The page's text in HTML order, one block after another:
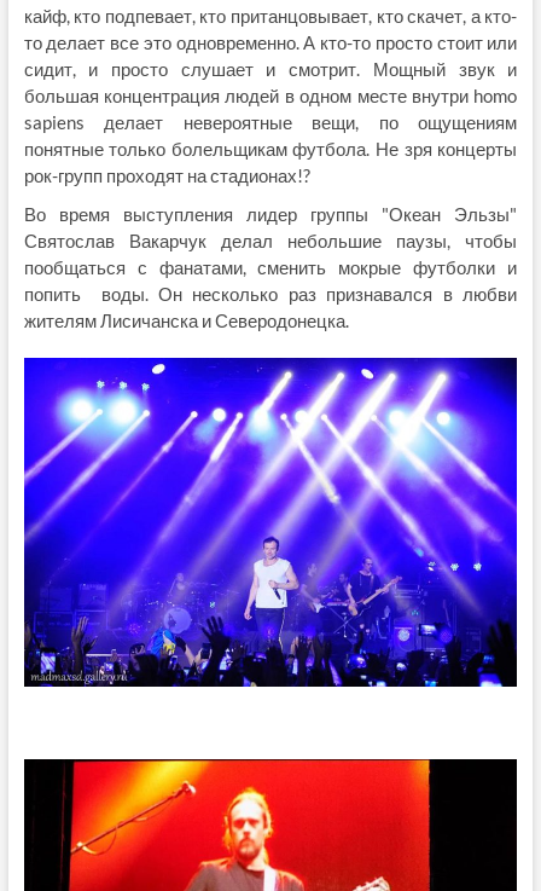
кайф, кто подпевает, кто пританцовывает, кто скачет, а кто-
то делает все это одновременно. А кто-то просто стоит или
сидит, и просто слушает и смотрит. Мощный звук и
большая концентрация людей в одном месте внутри homo
sapiens делает невероятные вещи, по ощущениям
понятные только болельщикам футбола. Не зря концерты
рок-групп проходят на стадионах!?
Во время выступления лидер группы "Океан Эльзы"
Святослав Вакарчук делал небольшие паузы, чтобы
пообщаться с фанатами, сменить мокрые футболки и
попить воды. Он несколько раз признавался в любви
жителям Лисичанска и Северодонецка.